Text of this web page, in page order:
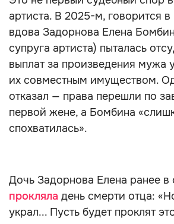
артиста. В 2025-м, говорится
вдова Задорнова Елена
супруга артиста) пыталась
выплат за произведения мужа
их совместным имуществом.
отказал — права перешли по
первой жене, а Бомбина
спохватилась».
Дочь Задорнова Елена ранее в
прокляла день смерти отца:
украл... Пусть будет проклят